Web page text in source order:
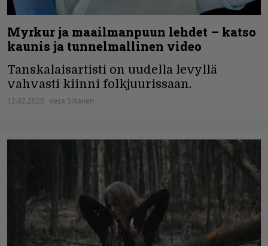
Myrkur ja maailmanpuun lehdet – katso
kaunis ja tunnelmallinen video
Tanskalaisartisti on uudella levyllä
vahvasti kiinni folkjuurissaan.
12.02.2020 Vesa Siltanen